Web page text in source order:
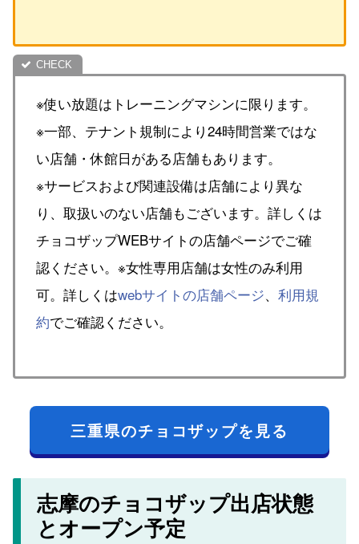
※使い放題はトレーニングマシンに限ります。
※一部、テナント規制により24時間営業ではな
い店舗・休館日がある店舗もあります。
※サービスおよび関連設備は店舗により異な
り、取扱いのない店舗もございます。詳しくは
チョコザップWEBサイトの店舗ページでご確
認ください。※女性専用店舗は女性のみ利用
可。詳しくはwebサイトの店舗ページ、 利用規
約でご確認ください。
三重県のチョコザップを見る
志摩のチョコザップ出店状態
とオープン予定